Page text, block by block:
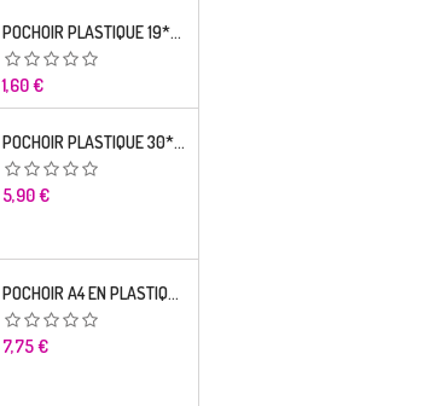
POCHOIR PLASTIQUE 19*6CM : FEUILLE ET FLEURS
Prix
1,60 €
POCHOIR PLASTIQUE 30*21CM : ALPHABET (02)
Prix
5,90 €
POCHOIR A4 EN PLASTIQUE MYLAR ALPHABET LETTRE TYPO RAVIE 30 MM
Prix
7,75 €